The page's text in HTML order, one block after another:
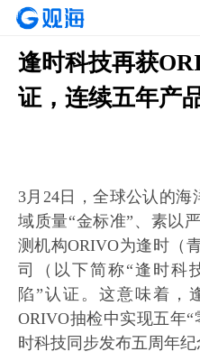
逢时科技再获
证，连续五年产
3月24日，全球公认的海
域质量“金标准”、素以
测机构ORIVO为逢时（
司（以下简称“逢时科
陷”认证。这意味着，
ORIVO抽检中实现五年
时科技同步发布五周年纪